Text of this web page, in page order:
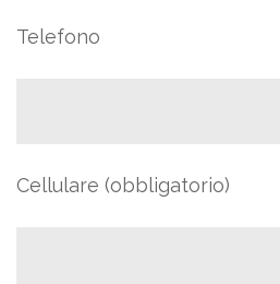
Telefono
Cellulare (obbligatorio)